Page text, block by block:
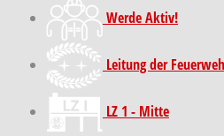
Werde Aktiv!
Leitung der
LZ 1 - Mitte